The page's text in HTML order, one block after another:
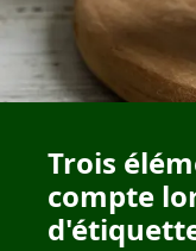
Trois
compte